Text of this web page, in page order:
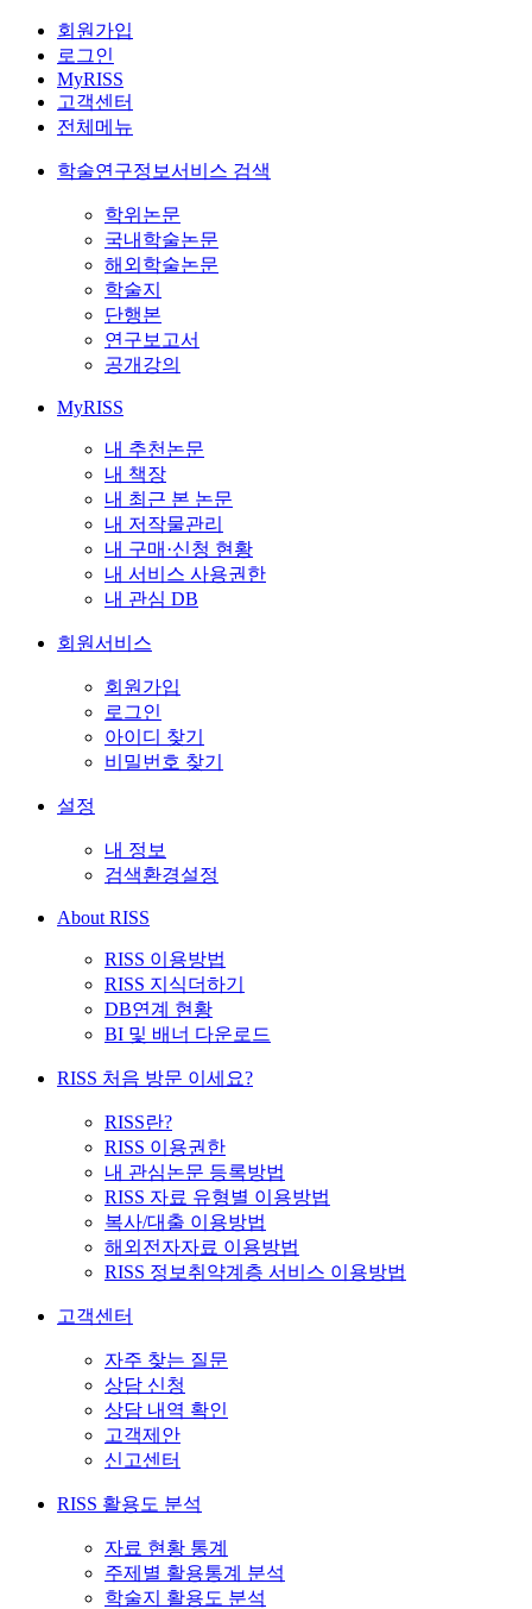
회원가입
로그인
MyRISS
고객센터
전체메뉴
학술연구정보서비스 검색
학위논문
국내학술논문
해외학술논문
학술지
단행본
연구보고서
공개강의
MyRISS
내 추천논문
내 책장
내 최근 본 논문
내 저작물관리
내 구매·신청 현황
내 서비스 사용권한
내 관심 DB
회원서비스
회원가입
로그인
아이디 찾기
비밀번호 찾기
설정
내 정보
검색환경설정
About RISS
RISS 이용방법
RISS 지식더하기
DB연계 현황
BI 및 배너 다운로드
RISS 처음 방문 이세요?
RISS란?
RISS 이용권한
내 관심논문 등록방법
RISS 자료 유형별 이용방법
복사/대출 이용방법
해외전자자료 이용방법
RISS 정보취약계층 서비스 이용방법
고객센터
자주 찾는 질문
상담 신청
상담 내역 확인
고객제안
신고센터
RISS 활용도 분석
자료 현황 통계
주제별 활용통계 분석
학술지 활용도 분석